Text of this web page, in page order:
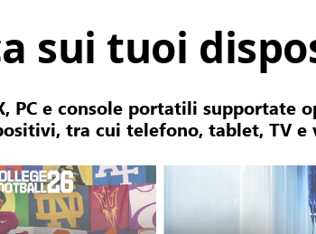
sui tuoi
PC e console portatili supportate
tra cui telefono, tablet, TV e